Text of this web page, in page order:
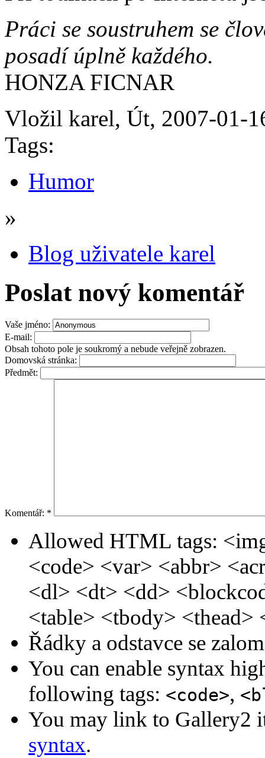
Práci se soustruhem se
posadí úplně každého.
HONZA FICNAR
Vložil karel, Út, 2007-01-
Tags:
Humor
»
Blog uživatele karel
Poslat nový komentář
Vaše jméno:
E-mail:
Obsah tohoto pole je soukromý a nebude veřejně zobrazen.
Domovská stránka:
Předmět:
Komentář: *
Allowed HTML tags:
<code> <var> <abbr>
<dl> <dt> <dd>
<table> <tbody>
Řádky a odstavce se
You can enable syntax
following tags: <code>,
You may link to Gallery2
syntax.